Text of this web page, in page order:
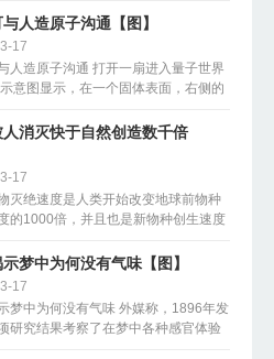
食鸟兽和人的尸体，却懂得夫妻合
虫留下口粮；它在地球上存在了1.65
凭苍海桑田却不曾被岁月所改变...
人造原子沟通【图】
17
人造原子沟通 打开一扇进入量子世界
意图显示，在一个固体表面，右侧的
克风捕捉到。 原子和光之间的相互作
量子光学领域获得了广泛的研究，但
人消灭快于自然创造数千倍
17
灭绝速度是人类开始改变地球前物种
的1000倍，并且也是新物种创生速度
现在确切地知道物种灭绝的速度有多
也是非营利性生物保护组织拯救物种
。 皮姆对趣味科学网站的记者说，...
梦中为何没有气味【图】
17
梦中为何没有气味 外媒称，1896年发
研究结果考察了在梦中各种感官体验